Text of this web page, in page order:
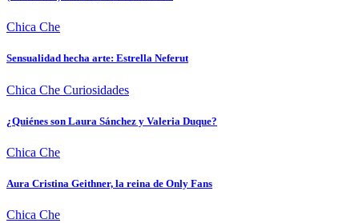
Chica Che
Sensualidad hecha arte: Estrella Neferut
Chica Che Curiosidades
¿Quiénes son Laura Sánchez y Valeria Duque?
Chica Che
Aura Cristina Geithner, la reina de Only Fans
Chica Che